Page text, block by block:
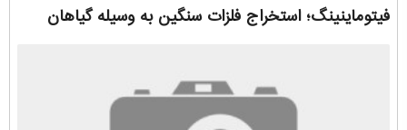
فیتوماینینگ؛ استخراج فلزات سنگین به وسیله گیاهان